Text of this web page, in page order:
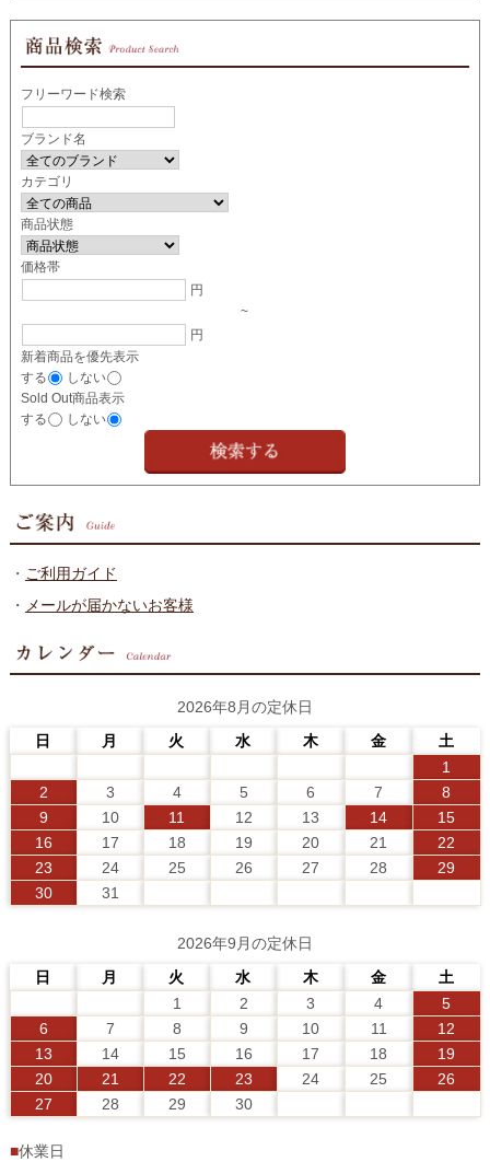
フリーワード検索
ブランド名
カテゴリ
商品状態
価格帯
円
~
円
新着商品を優先表示
する
しない
Sold Out商品表示
する
しない
・ ご利用ガイド
・ メールが届かないお客様
2026年8月の定休日
日
月 火 水 木 金
土
1
2
3 4 5 6 7
8
9
10 11 12 13 14
15
16
17 18 19 20 21
22
23
24 25 26 27 28
29
30
31
2026年9月の定休日
日
月 火 水 木 金
土
1
2 3 4
5
6
7 8 9 10 11
12
13
14 15 16 17 18
19
20
21 22 23 24 25
26
27
28 29 30
■休業日